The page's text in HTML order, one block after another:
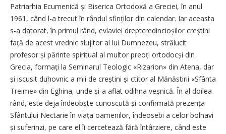
Patriarhia Ecumenică și Biserica Ortodoxă a Greciei, în anul
1961, când l-a trecut în rândul sfinților din calendar. Iar aceasta
s-a datorat, în primul rând, evlaviei dreptcredincioșilor creștini
față de acest vrednic slujitor al lui Dumnezeu, strălucit
profesor și părinte spiritual al multor preoți ortodocși din
Grecia, formați la Seminarul Teologic «Rizarion» din Atena, dar
și iscusit duhovnic a mii de creștini și ctitor al Mănăstirii «Sfânta
Treime» din Eghina, unde și-a aflat odihna veșnică. În al doilea
rând, este deja îndeobște cunoscută și confirmată prezența
Sfântului Nectarie în viața oamenilor, îndeosebi a celor bolnavi
și suferinzi, pe care el îi cercetează fără întârziere, când este